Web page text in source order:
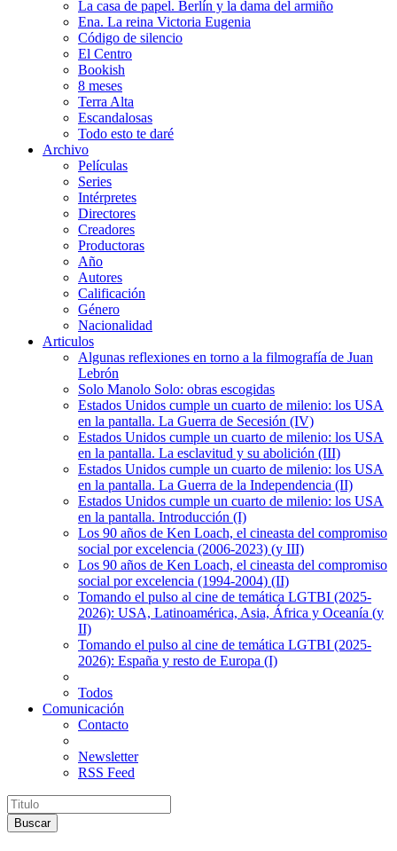
La casa de papel. Berlín y la dama del armiño
Ena. La reina Victoria Eugenia
Código de silencio
El Centro
Bookish
8 meses
Terra Alta
Escandalosas
Todo esto te daré
Archivo
Películas
Series
Intérpretes
Directores
Creadores
Productoras
Año
Autores
Calificación
Género
Nacionalidad
Articulos
Algunas reflexiones en torno a la filmografía de Juan
Lebrón
Solo Manolo Solo: obras escogidas
Estados Unidos cumple un cuarto de milenio: los USA
en la pantalla. La Guerra de Secesión (IV)
Estados Unidos cumple un cuarto de milenio: los USA
en la pantalla. La esclavitud y su abolición (III)
Estados Unidos cumple un cuarto de milenio: los USA
en la pantalla. La Guerra de la Independencia (II)
Estados Unidos cumple un cuarto de milenio: los USA
en la pantalla. Introducción (I)
Los 90 años de Ken Loach, el cineasta del compromiso
social por excelencia (2006-2023) (y III)
Los 90 años de Ken Loach, el cineasta del compromiso
social por excelencia (1994-2004) (II)
Tomando el pulso al cine de temática LGTBI (2025-
2026): USA, Latinoamérica, Asia, África y Oceanía (y
II)
Tomando el pulso al cine de temática LGTBI (2025-
2026): España y resto de Europa (I)
Todos
Comunicación
Contacto
Newsletter
RSS Feed
Buscar